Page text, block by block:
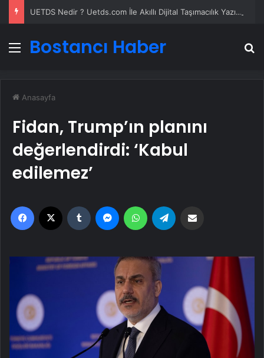
UETDS Nedir ? Uetds.com İle Akıllı Dijital Taşımacılık Yazılımı
Menü
Bostancı Haber
Anasayfa
Fidan, Trump’ın planını
değerlendirdi: ‘Kabul
edilemez’
Facebook Tumblr MessengerWhatsApp